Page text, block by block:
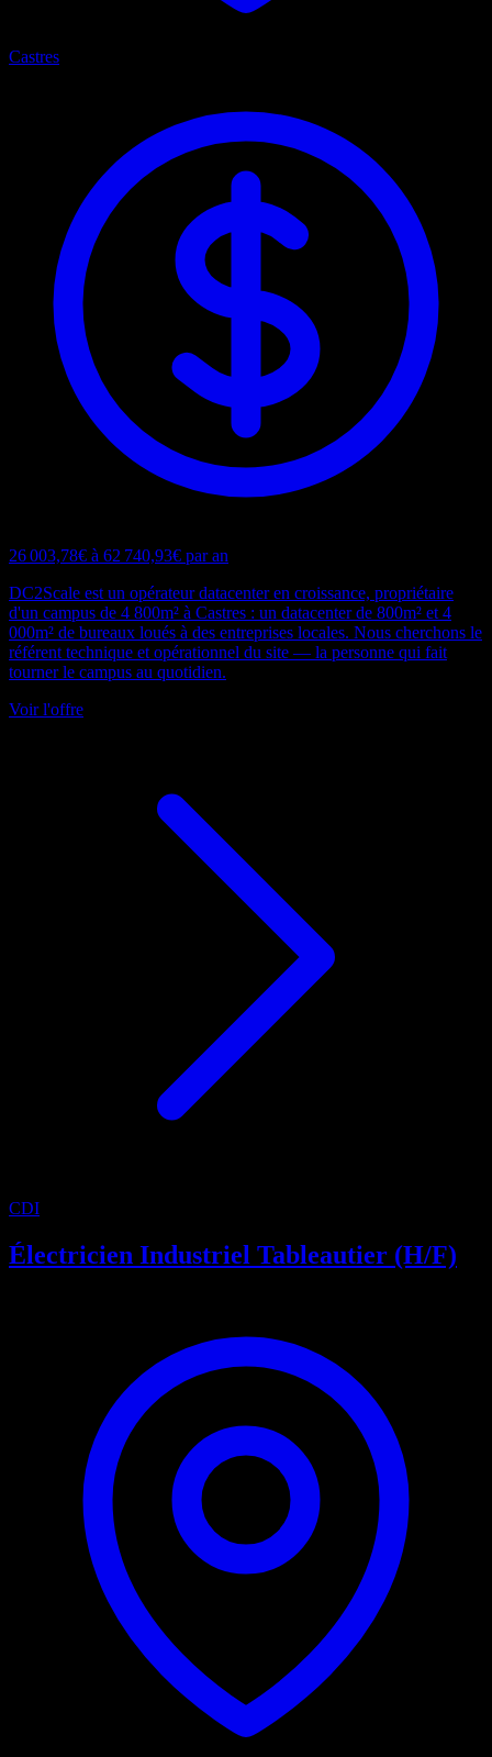
Castres
26 003,78€ à 62 740,93€ par an
DC2Scale est un opérateur datacenter en croissance, propriétaire
d'un campus de 4 800m² à Castres : un datacenter de 800m² et 4
000m² de bureaux loués à des entreprises locales. Nous cherchons le
référent technique et opérationnel du site — la personne qui fait
tourner le campus au quotidien.
Voir l'offre
CDI
Électricien Industriel Tableautier (H/F)